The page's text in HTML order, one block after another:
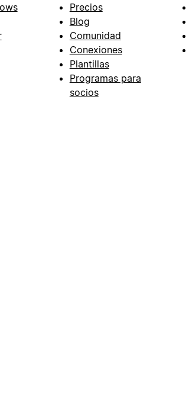
Precios
Blog
Comunidad
Conexiones
Plantillas
Programas para
socios